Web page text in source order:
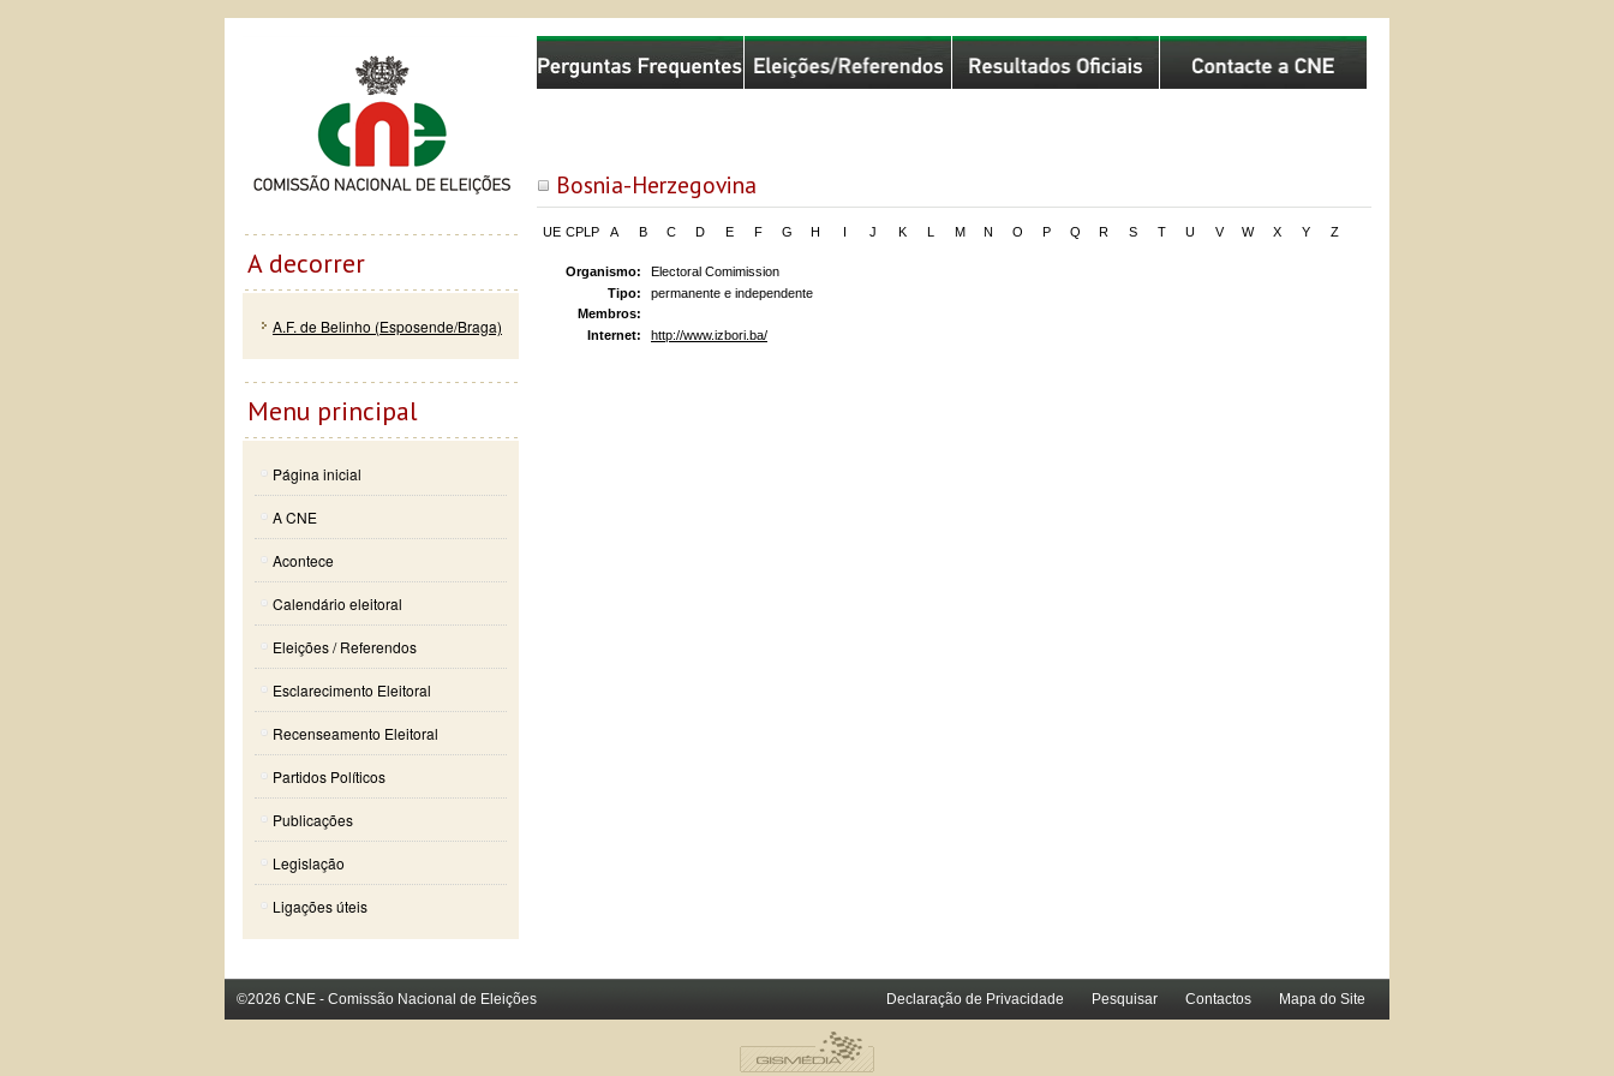
Bosnia-Herzegovina
UE CPLP A B C D E F G H J K M N O P Q R S T U V W X Y Z
Organismo:
Electoral Comimission
Tipo:
permanente e independente
Membros:
Internet:
http://www.izbori.ba/
Comissão Nacional de Eleições
A decorrer
A.F. de Belinho (Esposende/Braga)
Menu principal
Página inicial
A CNE
Acontece
Calendário eleitoral
Eleições / Referendos
Esclarecimento Eleitoral
Recenseamento Eleitoral
Partidos Políticos
Publicações
Legislação
Ligações úteis
©2026 CNE - Comissão Nacional de Eleições Declaração de Privacidade Pesquisar Contactos Mapa do Site